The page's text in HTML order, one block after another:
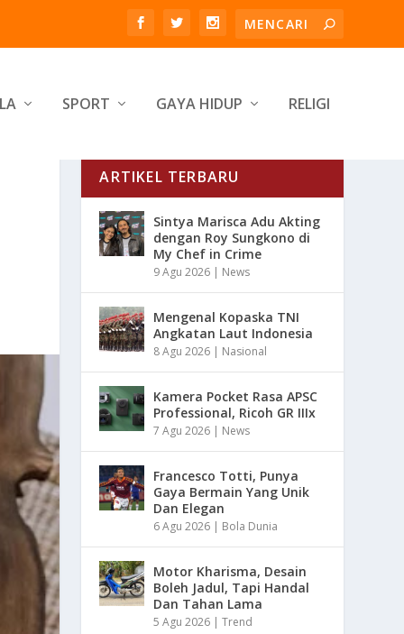
SPORT GAYA HIDUP RELIGI
ARTIKEL TERBARU
Sintya Marisca Adu Akting
dengan Roy Sungkono di
My Chef in Crime
9 Agu 2026 | News
Mengenal Kopaska TNI
Angkatan Laut Indonesia
8 Agu 2026 | Nasional
Kamera Pocket Rasa APSC
Professional, Ricoh GR IIIx
7 Agu 2026 | News
Francesco Totti, Punya
Gaya Bermain Yang Unik
Dan Elegan
6 Agu 2026 | Bola Dunia
Motor Kharisma, Desain
Boleh Jadul, Tapi Handal
Dan Tahan Lama
5 Agu 2026 |Trend